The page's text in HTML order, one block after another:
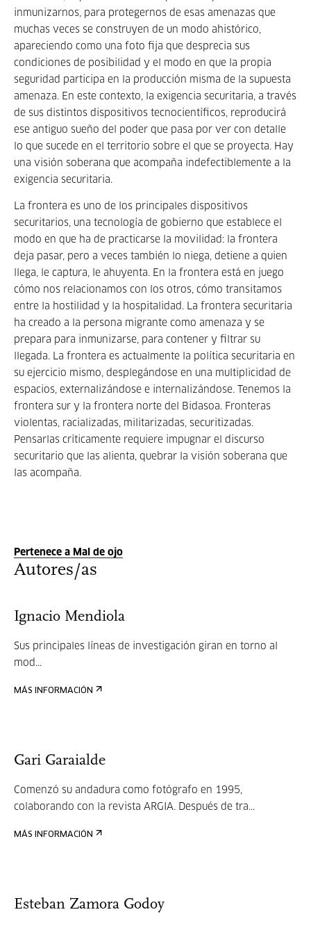
inmunizarnos, para protegernos de esas amenazas que
muchas veces se construyen de un modo ahistórico,
apareciendo como una foto fija que desprecia sus
condiciones de posibilidad y el modo en que la propia
seguridad participa en la producción misma de la supuesta
amenaza. En este contexto, la exigencia securitaria, a través
de sus distintos dispositivos tecnocientíficos, reproducirá
ese antiguo sueño del poder que pasa por ver con detalle
lo que sucede en el territorio sobre el que se proyecta. Hay
una visión soberana que acompaña indefectiblemente a la
exigencia securitaria.
La frontera es uno de los principales dispositivos
securitarios, una tecnología de gobierno que establece el
modo en que ha de practicarse la movilidad: la frontera
deja pasar, pero a veces también lo niega, detiene a quien
llega, le captura, le ahuyenta. En la frontera está en juego
cómo nos relacionamos con los otros, cómo transitamos
entre la hostilidad y la hospitalidad. La frontera securitaria
ha creado a la persona migrante como amenaza y se
prepara para inmunizarse, para contener y filtrar su
llegada. La frontera es actualmente la política securitaria en
su ejercicio mismo, desplegándose en una multiplicidad de
espacios, externalizándose e internalizándose. Tenemos la
frontera sur y la frontera norte del Bidasoa. Fronteras
violentas, racializadas, militarizadas, securitizadas.
Pensarlas críticamente requiere impugnar el discurso
securitario que las alienta, quebrar la visión soberana que
las acompaña.
Pertenece a Mal de ojo
Autores/as
Ignacio Mendiola
Sus principales líneas de investigación giran en torno al
mod...
MÁS INFORMACIÓN
Gari Garaialde
Comenzó su andadura como fotógrafo en 1995,
colaborando con la revista ARGIA. Después de tra...
MÁS INFORMACIÓN
Esteban Zamora Godoy